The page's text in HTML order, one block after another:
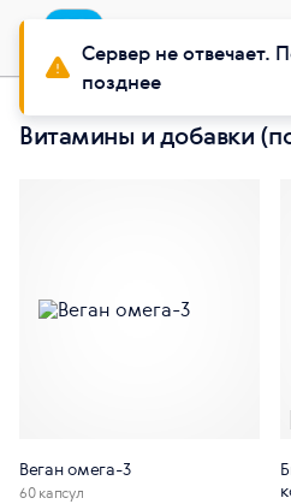
Buy Siberian
Веган омега-3
60 капсул
Сервер не отвечает.
позднее